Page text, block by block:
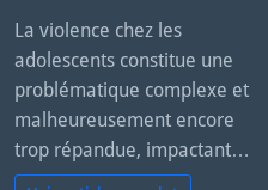
La violence chez les
adolescents constitue une
problématique complexe et
malheureusement encore
trop répandue, impactant…